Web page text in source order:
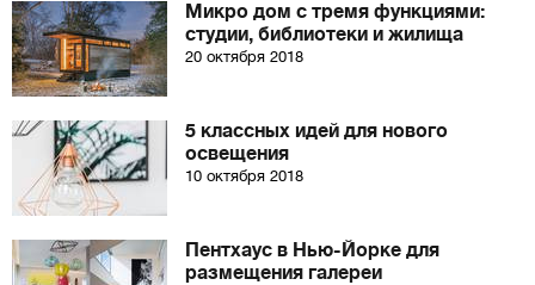
Микро дом с тремя функциями:
студии, библиотеки и жилища
20 октября 2018
5 классных идей для нового
освещения
10 октября 2018
Пентхаус в Нью-Йорке для
размещения галереи